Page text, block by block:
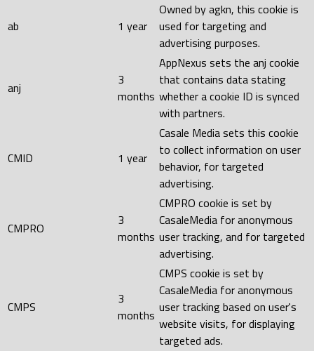
ab 1 year
Owned by agkn, this cookie is
used for targeting and
advertising purposes.
anj
3
months
AppNexus sets the anj cookie
that contains data stating
whether a cookie ID is synced
with partners.
CMID 1 year
Casale Media sets this cookie
to collect information on user
behavior, for targeted
advertising.
CMPRO
3
months
CMPRO cookie is set by
CasaleMedia for anonymous
user tracking, and for targeted
advertising.
CMPS
3
months
CMPS cookie is set by
CasaleMedia for anonymous
user tracking based on user's
website visits, for displaying
targeted ads.